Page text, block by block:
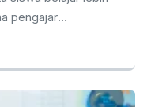
pengajar
Les di Denpasar
menjadi kebutuhan
meningkatkan